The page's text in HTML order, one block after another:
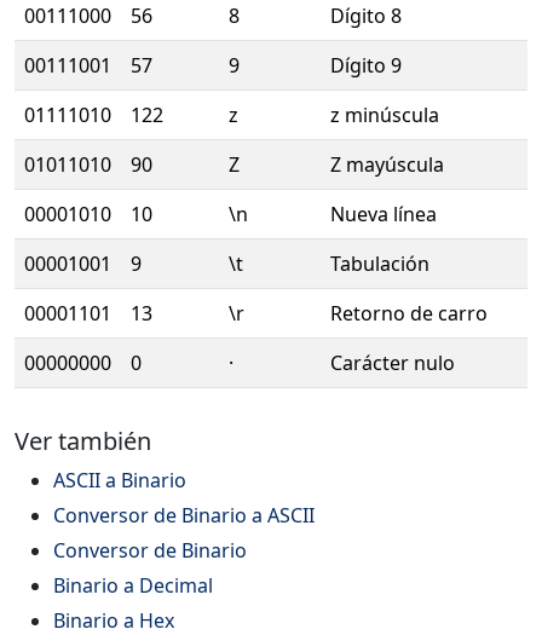
00111000
56 8
Dígito 8
00111001
57 9
Dígito 9
01111010
122 z
z minúscula
01011010
90 Z
Z mayúscula
00001010
10 \n
Nueva línea
00001001
9 \t
Tabulación
00001101
13 \r
Retorno de carro
00000000
0 · Carácter nulo
Ver también
ASCII a Binario
Conversor de Binario a ASCII
Conversor de Binario
Binario a Decimal
Binario a Hex